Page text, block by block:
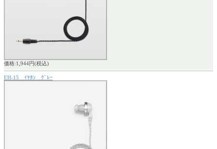
価格:1,944円(税込)
EH-15 ｲﾔﾎﾝ ｸﾞﾚｰ